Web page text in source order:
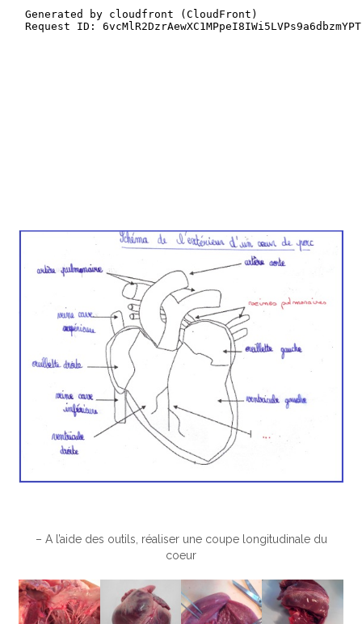
– A l’aide des outils, réaliser une coupe longitudinale du
coeur